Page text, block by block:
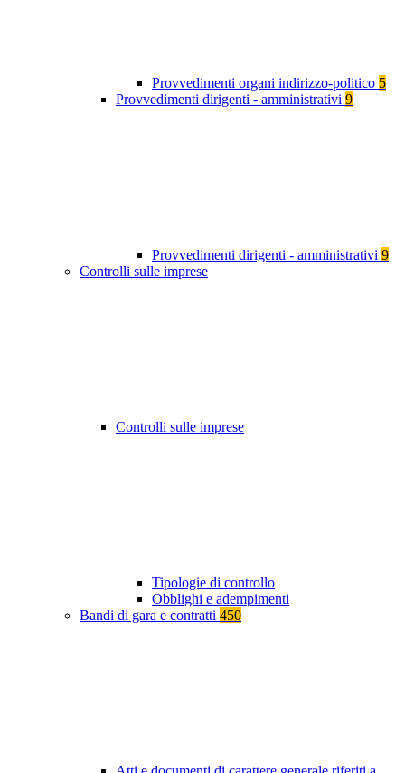
Provvedimenti organi indirizzo-politico 5
Provvedimenti dirigenti - amministrativi 9
Provvedimenti dirigenti - amministrativi 9
Controlli sulle imprese
Controlli sulle imprese
Tipologie di controllo
Obblighi e adempimenti
Bandi di gara e contratti 450